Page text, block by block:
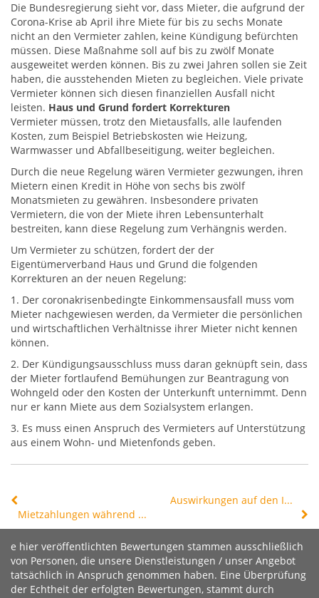
Die Bundesregierung sieht vor, dass Mieter, die aufgrund der
Corona-Krise ab April ihre Miete für bis zu sechs Monate
nicht an den Vermieter zahlen, keine Kündigung befürchten
müssen. Diese Maßnahme soll auf bis zu zwölf Monate
ausgeweitet werden können. Bis zu zwei Jahren sollen sie Zeit
haben, die ausstehenden Mieten zu begleichen. Viele private
Vermieter können sich diesen finanziellen Ausfall nicht
leisten. Haus und Grund fordert Korrekturen
Vermieter müssen, trotz den Mietausfalls, alle laufenden
Kosten, zum Beispiel Betriebskosten wie Heizung,
Warmwasser und Abfallbeseitigung, weiter begleichen.
Durch die neue Regelung wären Vermieter gezwungen, ihren
Mietern einen Kredit in Höhe von sechs bis zwölf
Monatsmieten zu gewähren. Insbesondere privaten
Vermietern, die von der Miete ihren Lebensunterhalt
bestreiten, kann diese Regelung zum Verhängnis werden.
Um Vermieter zu schützen, fordert der der
Eigentümerverband Haus und Grund die folgenden
Korrekturen an der neuen Regelung:
1. Der coronakrisenbedingte Einkommensausfall muss vom
Mieter nachgewiesen werden, da Vermieter die persönlichen
und wirtschaftlichen Verhältnisse ihrer Mieter nicht kennen
können.
2. Der Kündigungsausschluss muss daran geknüpft sein, dass
der Mieter fortlaufend Bemühungen zur Beantragung von
Wohngeld oder den Kosten der Unterkunft unternimmt. Denn
nur er kann Miete aus dem Sozialsystem erlangen.
3. Es muss einen Anspruch des Vermieters auf Unterstützung
aus einem Wohn- und Mietenfonds geben.
Mietzahlungen während der Corona-Krise
Auswirkungen auf den Immobilienhandel
e hier veröffentlichten Bewertungen stammen ausschließlich
von Personen, die unsere Dienstleistungen / unser Angebot
tatsächlich in Anspruch genommen haben. Eine Überprüfung
der Echtheit der erfolgten Bewertungen, stammt durch